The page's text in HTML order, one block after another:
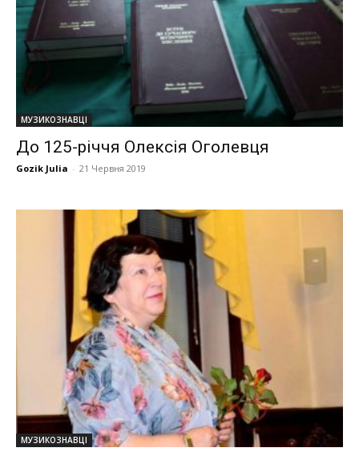
МУЗИКОЗНАВЦІ
До 125-річчя Олексія Оголевця
Gozik Julia - 21 Червня 2019
МУЗИКОЗНАВЦІ